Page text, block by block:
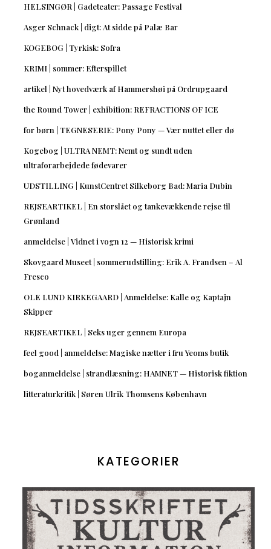
HELSINGØR | Gadeteater: Passage Festival
Asger Schnack | digt: At sidde på Palæ Bar
KOGEBOG | Tyrkisk: Sofra
KRIMI | sommer: Efterspillet
artikel | Nyt hovedværk af Hammershøi på Ordrupgaard
the Round Tower | exhibition: REFRACTIONS OF ICE
for børn | TEGNESERIE: Pony Pony — Vær nuttet eller dø
Kogebog | ULTRA NEMT: Nemt og sundt uden
ultraforarbejdede fødevarer
UDSTILLING | KunstCentret Silkeborg Bad: Maria Dubin
REJSEARTIKEL | En storslået og tankevækkende rejse til
Grønland
anmeldelse | Vidnet i vogn 12 — Historisk krimi
Skovgaard Museet | sommerudstilling: Erik A. Frandsen – Al
Fresco
OLE LUND KIRKEGAARD | Anmeldelse: Kalle og Kaptajn
Skipper
REJSEARTIKEL | Seks uger gennem Europa
feel good | anmeldelse: Magiske nætter i fru Yeoms butik
boganmeldelse | strandlæsning: HAMNET — Historisk fiktion
litteraturkritik | Søren Ulrik Thomsens København
KATEGORIER